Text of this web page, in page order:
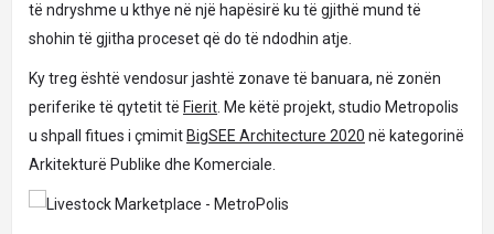
të ndryshme u kthye në një hapësirë ku të gjithë mund të
shohin të gjitha proceset që do të ndodhin atje.
Ky treg është vendosur jashtë zonave të banuara, në zonën
periferike të qytetit të Fierit . Me këtë projekt, studio Metropolis
u shpall fitues i çmimit BigSEE Architecture 2020 në kategorinë
Arkitekturë Publike dhe Komerciale.